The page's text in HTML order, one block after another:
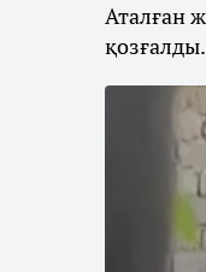
Аталған
қозғалды.